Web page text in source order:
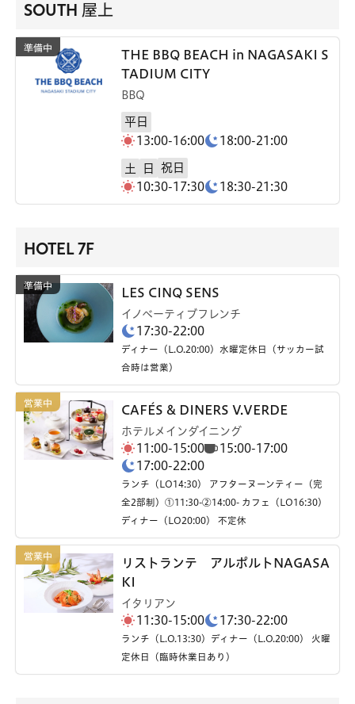
SOUTH 屋上
THE BBQ BEACH in NAGASAKI S
TADIUM CITY
BBQ
平日
13:00-16:00
18:00-21:00
土 日
祝日
10:30-17:30
18:30-21:30
HOTEL 7F
LES CINQ SENS
イノベーティブフレンチ
17:30-22:00
ディナー（L.O.20:00）水曜定休日（サッカー試
合時は営業）
CAFÉS & DINERS V.VERDE
ホテルメインダイニング
11:00-15:00
15:00-17:00
17:00-22:00
ランチ（LO14:30） アフターヌーンティー（完
全2部制）①11:30-②14:00- カフェ（LO16:30）
ディナー（LO20:00） 不定休
リストランテ アルポルトNAGASA
KI
イタリアン
11:30-15:00 17:30-22:00
ランチ（L.O.13:30）ディナー（L.O.20:00） 火曜
定休日（臨時休業日あり）